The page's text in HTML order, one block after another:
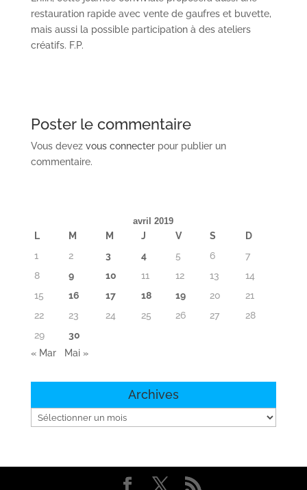
restauration rapide avec vente de gaufres et buvette,
mais aussi la possible participation à des ateliers
créatifs. F.P.
Poster le commentaire
Vous devez vous connecterpour publier un
commentaire.
avril 2019
L M M J V S
D
1
2 3 4 5 6
7
8
9 10 11 12 13
14
15
16 17 18 19 20
21
22
23 24 25 26 27
28
29
30
« Mar
Mai »
Archives
Archives